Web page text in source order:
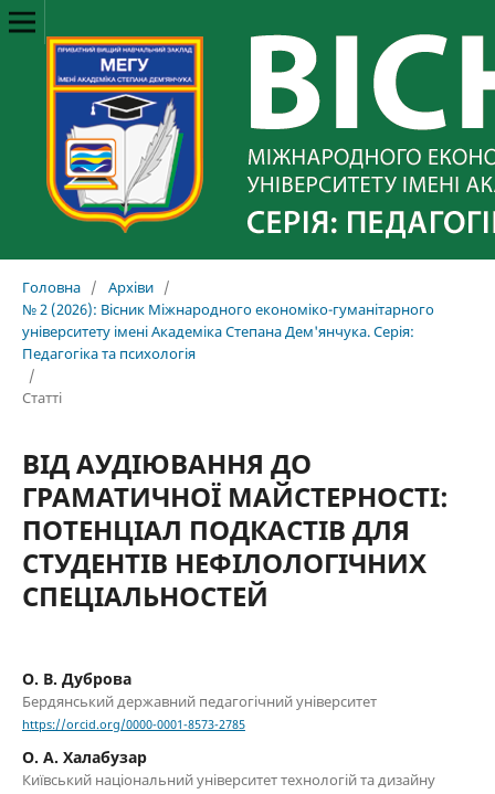
Головна / Архіви /
№ 2 (2026): Вісник Міжнародного економіко-гуманітарного
університету імені Академіка Степана Дем'янчука. Серія:
Педагогіка та психологія
/
Статті
ВІД АУДІЮВАННЯ ДО
ГРАМАТИЧНОЇ МАЙСТЕРНОСТІ:
ПОТЕНЦІАЛ ПОДКАСТІВ ДЛЯ
СТУДЕНТІВ НЕФІЛОЛОГІЧНИХ
СПЕЦІАЛЬНОСТЕЙ
О. В. Дуброва
Бердянський державний педагогічний університет
https://orcid.org/0000-0001-8573-2785
О. А. Халабузар
Київський національний університет технологій та дизайну